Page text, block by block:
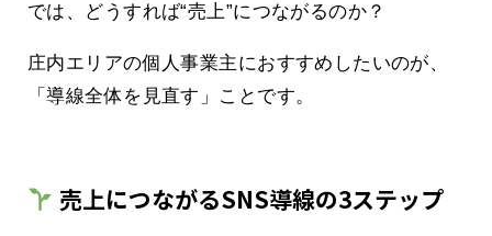
では、どうすれば“売上”につながるのか？
庄内エリアの個人事業主におすすめしたいのが、
「導線全体を見直す」ことです。
売上につながるSNS導線の3ステップ